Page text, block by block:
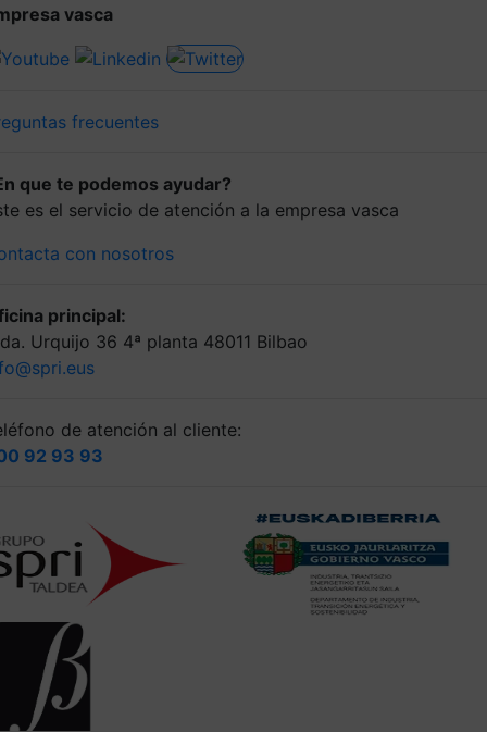
vasca
frecuentes
que te podemos ayudar?
es el servicio de atención a la empresa vasca
con nosotros
principal:
Urquijo 36 4ª planta 48011 Bilbao
de atención al cliente:
92 93 93